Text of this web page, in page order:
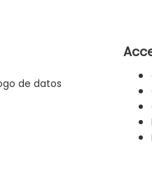
de datos